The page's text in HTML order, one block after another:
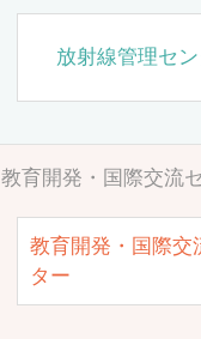
放射線管理セ
教育開発・国際交流
教育開発・国際交
ター